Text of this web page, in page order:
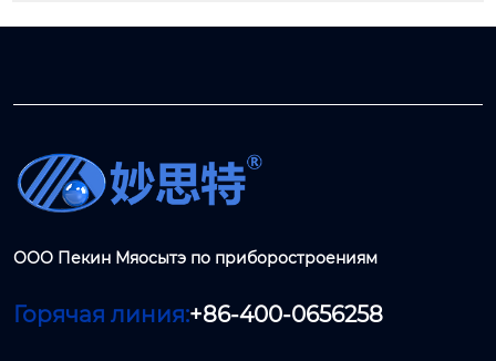
ООО Пекин Мяосытэ по приборостроениям
Горячая линия:+86-400-0656258